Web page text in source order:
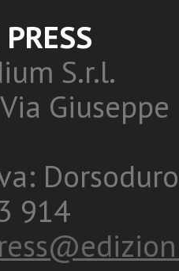
S.r.l.
914